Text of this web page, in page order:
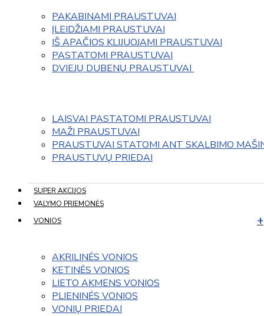
PAKABINAMI PRAUSTUVAI
ĮLEIDŽIAMI PRAUSTUVAI
IŠ APAČIOS KLIJUOJAMI PRAUSTUVAI
PASTATOMI PRAUSTUVAI
DVIEJŲ DUBENŲ PRAUSTUVAI
LAISVAI PASTATOMI PRAUSTUVAI
MAŽI PRAUSTUVAI
PRAUSTUVAI STATOMI ANT SKALBIMO
PRAUSTUVŲ PRIEDAI
SUPER AKCIJOS
VALYMO PRIEMONĖS
VONIOS
AKRILINĖS VONIOS
KETINĖS VONIOS
LIETO AKMENS VONIOS
PLIENINĖS VONIOS
VONIŲ PRIEDAI